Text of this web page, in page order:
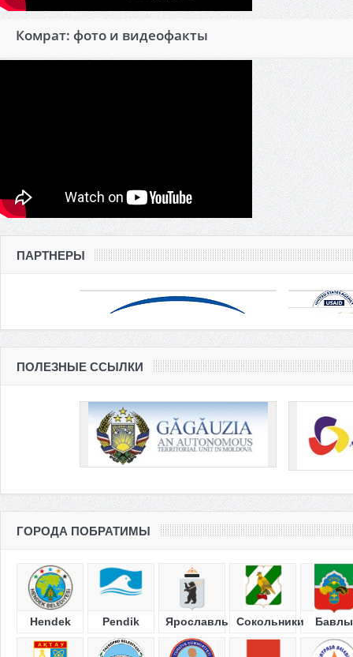
Комрат: фото и видеофакты
ПАРТНЕРЫ
ПОЛЕЗНЫЕ ССЫЛКИ
ГОРОДА ПОБРАТИМЫ
Hendek Pendik Ярославль Сокольники Бавлы